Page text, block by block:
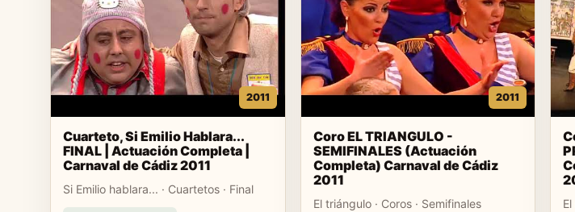
2011
Cuarteto, Si Emilio Hablara...
FINAL | Actuación Completa |
Carnaval de Cádiz 2011
Si Emilio hablara... · Cuartetos · Final
2011
Coro EL TRIANGULO -
SEMIFINALES (Actuación
Completa) Carnaval de Cádiz
2011
El triángulo · Coros · Semifinales